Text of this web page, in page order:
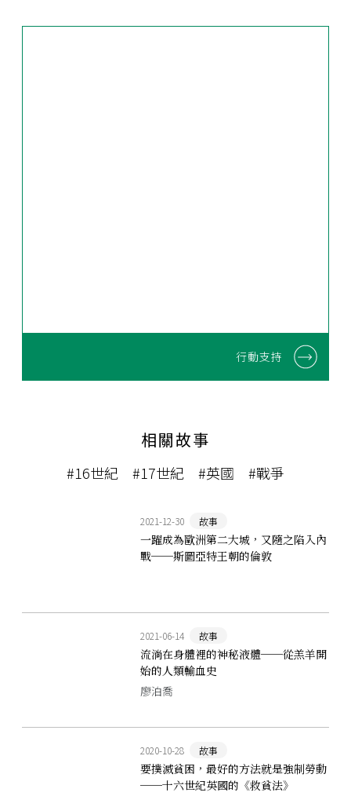
行動支持
相關故事
#16世紀 #17世紀 #英國 #戰爭
2021-12-30 故事
一躍成為歐洲第二大城，又隨之陷入內
戰──斯圖亞特王朝的倫敦
2021-06-14 故事
流淌在身體裡的神秘液體──從羔羊開
始的人類輸血史
廖泊喬
2020-10-28 故事
要撲滅貧困，最好的方法就是強制勞動
──十六世紀英國的《救貧法》